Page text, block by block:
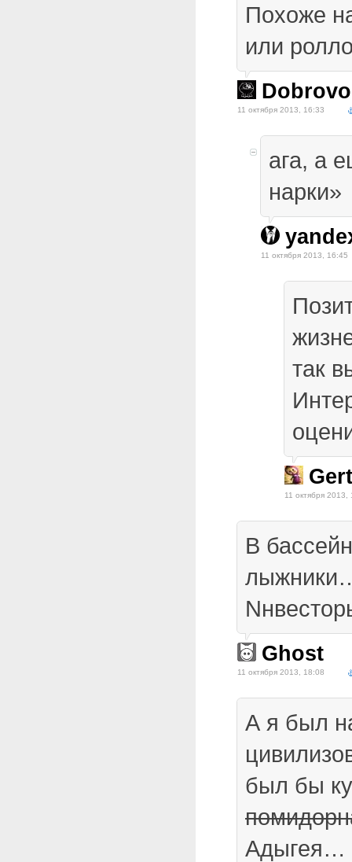
Похоже
или
11 октября 2013, 16:33
ага, а
нарки»
11 октября 2013, 16:45
так
11 октября 2013,
В
Ghost
11 октября 2013, 18:08
А я был
был бы
Адыгея…